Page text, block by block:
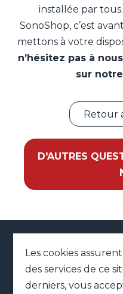
installée par
SonoShop, c’est
mettons à votre
n’hésitez pas à
sur
Retour
D'AUTRES
02
Les cookies
des services de ce
derniers, vous